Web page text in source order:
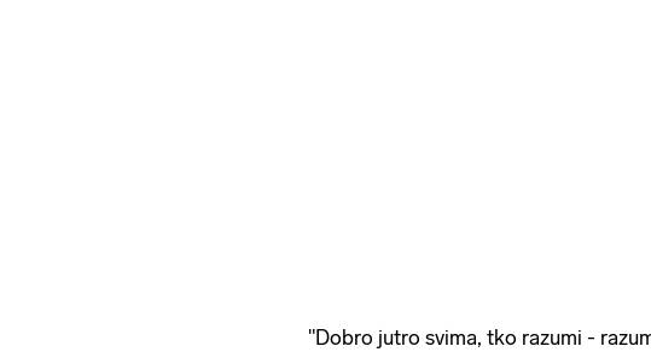
"Dobro jutro svima, tko razumi -